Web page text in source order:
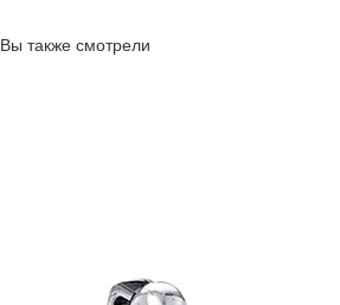
Вы также смотрели